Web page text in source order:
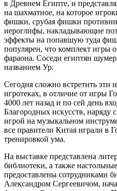
в Древнем Египте, и
на шахматное, на которое
фишки, срубая фишки
иероглифы, накладывающие
эффекты на попавшую туда
популярен, что комплект игры
фараона. Соседи египтян
названием Ур.
Сегодня сложно встретить эти
игротеках, в отличие от игры
4000 лет назад и по сей день
Благородных искусств,
игрой на музыкальном
все правители Китая играли в
тренировкой ума.
На выставке представлена
библиотеки, а также
предоставлены сотрудниками
Александром Сергеевичом,